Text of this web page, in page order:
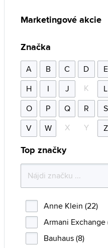
Marketingové akcie
Značka
A B C D E
H
I J K L
O
P Q R S
V
W X Y Z
Top značky
Anne Klein (22)
Armani Exchange
Bauhaus (8)